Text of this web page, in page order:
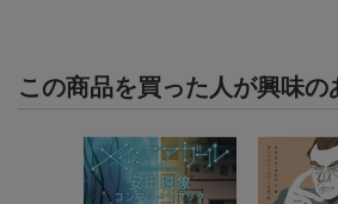
この商品を買った人が興味の